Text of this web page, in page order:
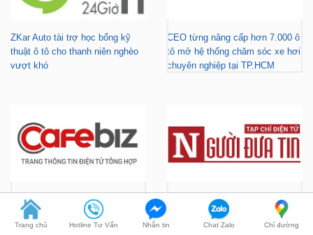
thuật ô tô cho thanh niên nghèo
Gara nâng cấp xe hơi chuyên
bổng cho thanh niên khó khăn
ZKar Auto tài trợ học bổng kỹ
cảnh khó khăn
Trang chủ Hotline Tư Vấn Nhắn tin Chat Zalo Chỉ đường